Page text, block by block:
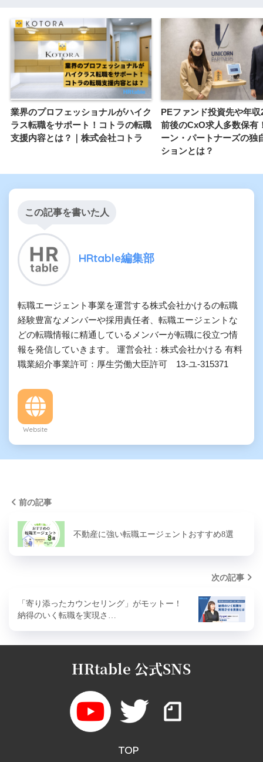
業界のプロフェッショナルがハイク
ラス転職をサポート！コトラの転職
支援内容とは？｜株式会社コトラ
PEファンド投資先や年収
前後のCxO求人多数保有
ーン・パートナーズの独
ションとは？
この記事を書いた人
HRtable編集部
転職エージェント事業を運営する株式会社かけるの転職
経験豊富なメンバーや採用責任者、転職エージェントな
どの転職情報に精通しているメンバーが転職に役立つ情
報を発信していきます。 運営会社：株式会社かける 有料
職業紹介事業許可：厚生労働大臣許可 13-ユ-315371
Website
前の記事
不動産に強い転職エージェントおすすめ8選
次の記事
「寄り添ったカウンセリング」がモットー！
納得のいく転職を実現さ…
HRtable 公式SNS
TOP